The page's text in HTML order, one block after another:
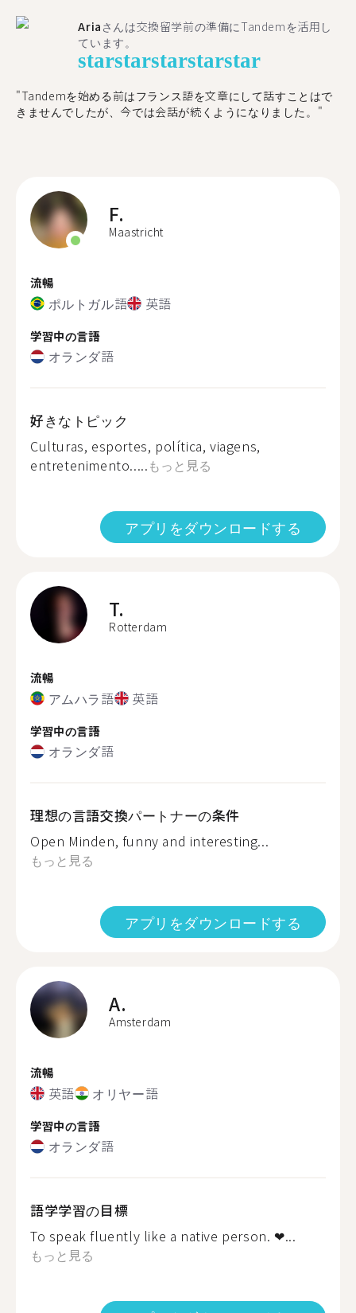
Aria さんは交換留学前の準備にTandemを活用し
ています。
starstarstarstarstar
"​​Tandemを始める前はフランス語を文章にして話すことはで
きませんでしたが、今では会話が続くようになりました。"
F.
Maastricht
流暢
ポルトガル語 英語
学習中の言語
オランダ語
好きなトピック
Culturas, esportes, política, viagens,
entretenimento.....もっと見る
アプリをダウンロードする
T.
Rotterdam
流暢
アムハラ語 英語
学習中の言語
オランダ語
理想の言語交換パートナーの条件
Open Minden, funny and interesting...
もっと見る
アプリをダウンロードする
A.
Amsterdam
流暢
英語 オリヤー語
学習中の言語
オランダ語
語学学習の目標
To speak fluently like a native person. ❤...
もっと見る